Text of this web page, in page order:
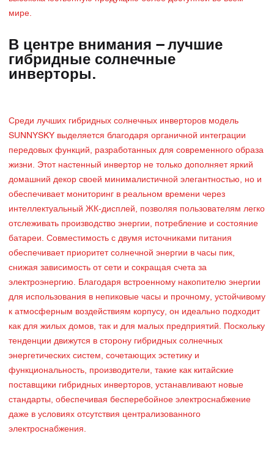
мире.
В центре внимания – лучшие
гибридные солнечные
инверторы.
Среди лучших гибридных солнечных инверторов модель
SUNNYSKY выделяется благодаря органичной интеграции
передовых функций, разработанных для современного образа
жизни. Этот настенный инвертор не только дополняет яркий
домашний декор своей минималистичной элегантностью, но и
обеспечивает мониторинг в реальном времени через
интеллектуальный ЖК-дисплей, позволяя пользователям легко
отслеживать производство энергии, потребление и состояние
батареи. Совместимость с двумя источниками питания
обеспечивает приоритет солнечной энергии в часы пик,
снижая зависимость от сети и сокращая счета за
электроэнергию. Благодаря встроенному накопителю энергии
для использования в непиковые часы и прочному, устойчивому
к атмосферным воздействиям корпусу, он идеально подходит
как для жилых домов, так и для малых предприятий. Поскольку
тенденции движутся в сторону гибридных солнечных
энергетических систем, сочетающих эстетику и
функциональность, производители, такие как китайские
поставщики гибридных инверторов, устанавливают новые
стандарты, обеспечивая бесперебойное электроснабжение
даже в условиях отсутствия централизованного
электроснабжения.